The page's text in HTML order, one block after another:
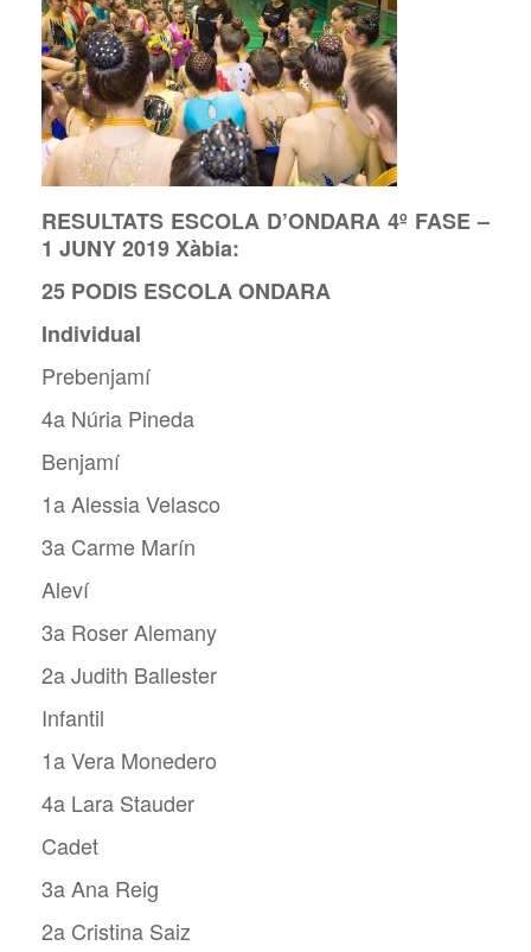
RESULTATS ESCOLA D’ONDARA 4º FASE –
1 JUNY 2019 Xàbia:
25 PODIS ESCOLA ONDARA
Individual
Prebenjamí
4a Núria Pineda
Benjamí
1a Alessia Velasco
3a Carme Marín
Aleví
3a Roser Alemany
2a Judith Ballester
Infantil
1a Vera Monedero
4a Lara Stauder
Cadet
3a Ana Reig
2a Cristina Saiz